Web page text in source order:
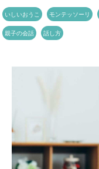
いしいおうこ モンテッソーリ
親子の会話 話し方